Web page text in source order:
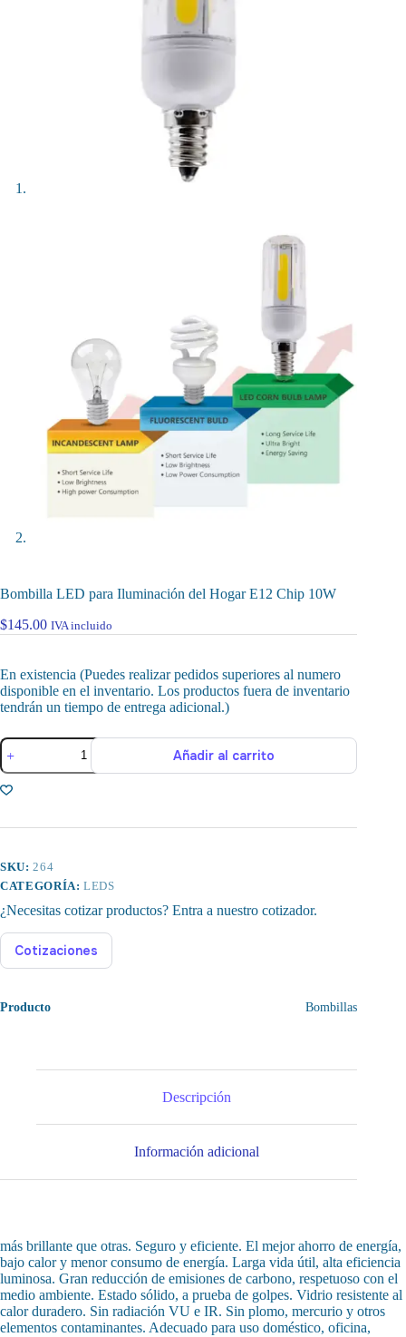
Bombilla LED para Iluminación del Hogar E12 Chip 10W
$145.00 IVA incluido
En existencia (Puedes realizar pedidos superiores al numero
disponible en el inventario. Los productos fuera de inventario
tendrán un tiempo de entrega adicional.)
Bombilla
LED
para
Iluminación
10W
cantidad
Añadir al carrito
SKU:264
CATEGORÍA:LEDS
¿Necesitas cotizar productos? Entra a nuestro cotizador.
Cotizaciones
Producto Bombillas
Descripción
Información adicional
más brillante que otras. Seguro y eficiente. El mejor ahorro de energía,
bajo calor y menor consumo de energía. Larga vida útil, alta eficiencia
luminosa. Gran reducción de emisiones de carbono, respetuoso con el
medio ambiente. Estado sólido, a prueba de golpes. Vidrio resistente al
calor duradero. Sin radiación VU e IR. Sin plomo, mercurio y otros
elementos contaminantes. Adecuado para uso doméstico, oficina,